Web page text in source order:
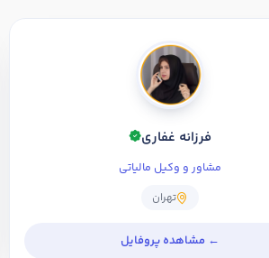
فرزانه غفاری
مشاور و وکیل مالیاتی
تهران